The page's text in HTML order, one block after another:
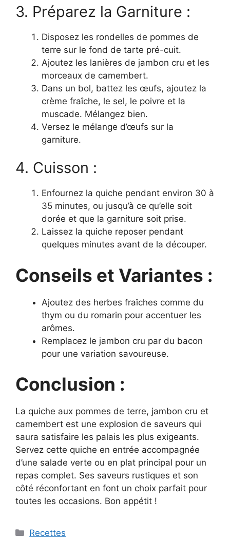
3. Préparez la Garniture :
Disposez les rondelles de pommes de
terre sur le fond de tarte pré-cuit.
Ajoutez les lanières de jambon cru et les
morceaux de camembert.
Dans un bol, battez les œufs, ajoutez la
crème fraîche, le sel, le poivre et la
muscade. Mélangez bien.
Versez le mélange d’œufs sur la
garniture.
4. Cuisson :
Enfournez la quiche pendant environ 30 à
35 minutes, ou jusqu’à ce qu’elle soit
dorée et que la garniture soit prise.
Laissez la quiche reposer pendant
quelques minutes avant de la découper.
Conseils et Variantes :
Ajoutez des herbes fraîches comme du
thym ou du romarin pour accentuer les
arômes.
Remplacez le jambon cru par du bacon
pour une variation savoureuse.
Conclusion :
La quiche aux pommes de terre, jambon cru et
camembert est une explosion de saveurs qui
saura satisfaire les palais les plus exigeants.
Servez cette quiche en entrée accompagnée
d’une salade verte ou en plat principal pour un
repas complet. Ses saveurs rustiques et son
côté réconfortant en font un choix parfait pour
toutes les occasions. Bon appétit !
Categories
Recettes